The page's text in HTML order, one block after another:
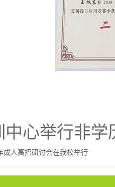
中心举行非学
成人高招研讨会在我校举行